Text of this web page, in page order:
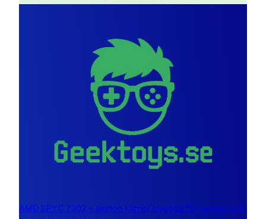
AMD EPYC 7302 – sexton kärnor byggda för servrar och